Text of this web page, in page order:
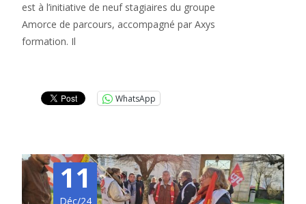
est à l’initiative de neuf stagiaires du groupe
Amorce de parcours, accompagné par Axys
formation. Il
WhatsApp
11
Déc/24